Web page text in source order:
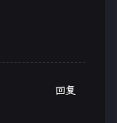
回复